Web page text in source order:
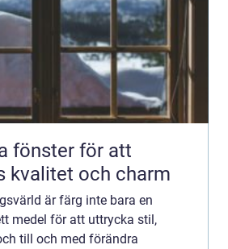
fönster för att
kvalitet och charm
är färg inte bara en
medel för att uttrycka stil,
till och med förändra